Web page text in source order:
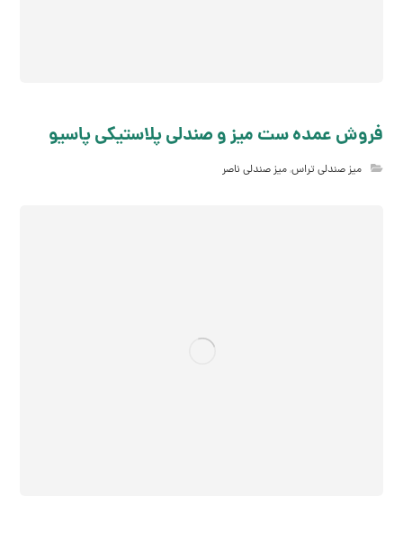
فروش عمده ست میز و صندلی پلاستیکی پاسیو
میز صندلی تراس,میز صندلی ناصر